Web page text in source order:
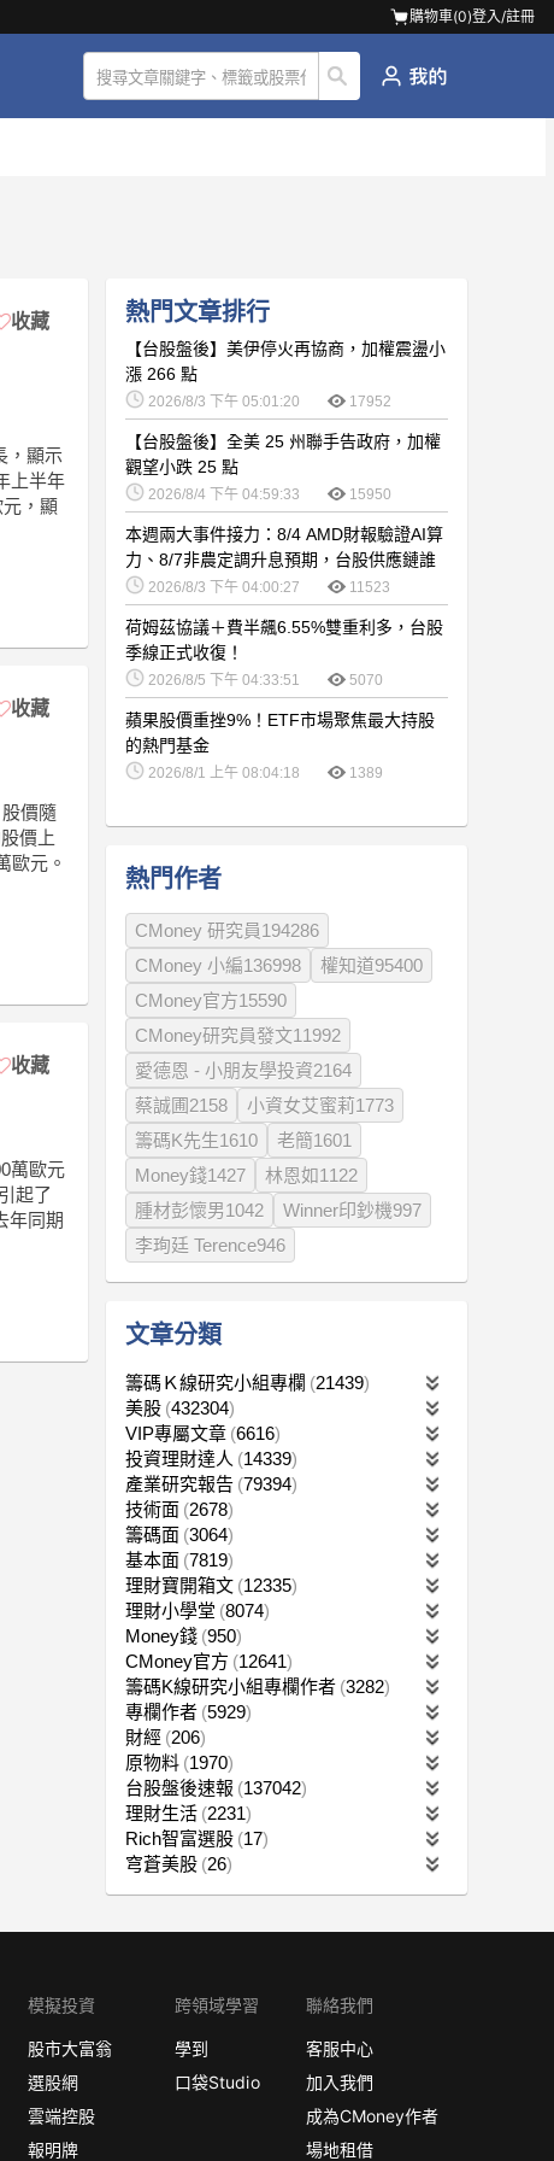
購物車(0)登入/註冊
收藏
，顯示
上半年
，顯
收藏
價隨
價上
歐元。
收藏
萬歐元
起了
年同期
熱門文章排行
【台股盤後】美伊停火再協商，加權震盪小
漲 266 點
2026/8/3 下午 05:01:20 17952
【台股盤後】全美 25 州聯手告政府，加權
觀望小跌 25 點
2026/8/4 下午 04:59:33 15950
本週兩大事件接力：8/4 AMD財報驗證AI算
力、8/7非農定調升息預期，台股供應鏈誰
卡位最佳？
2026/8/3 下午 04:00:27 11523
荷姆茲協議＋費半飆6.55%雙重利多，台股
季線正式收復！
2026/8/5 下午 04:33:51 5070
蘋果股價重挫9%！ETF市場聚焦最大持股
的熱門基金
2026/8/1 上午 08:04:18 1389
熱門作者
CMoney 研究員194286
CMoney 小編136998
權知道95400
CMoney官方15590
CMoney研究員發文11992
愛德恩 - 小朋友學投資2164
蔡誠圃2158
小資女艾蜜莉1773
籌碼K先生1610
老簡1601
Money錢1427
林恩如1122
腫材彭懷男1042
Winner印鈔機997
李珣廷 Terence946
文章分類
籌碼Ｋ線研究小組專欄
21439
美股 432304
VIP專屬文章 6616
投資理財達人
14339
產業研究報告 79394
技術面 2678
籌碼面 3064
基本面 7819
理財寶開箱文 12335
理財小學堂 8074
Money錢 950
CMoney官方 12641
籌碼K線研究小組專欄作者 3282
專欄作者 5929
財經 206
原物料 1970
台股盤後速報 137042
理財生活 2231
Rich智富選股 17
穹蒼美股 26
模擬投資
股市大富翁
選股網
雲端控股
報明牌
跨領域學習
學到
口袋Studio
聯絡我們
客服中心
加入我們
成為CMoney作者
場地租借